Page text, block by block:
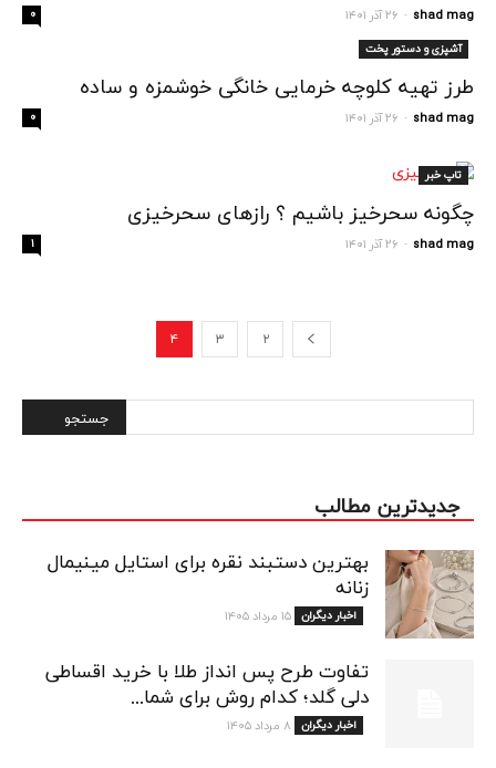
shad mag
- ۲۶ آذر ۱۴۰۱
۰
آشپزی و دستور پخت
طرز تهیه کلوچه خرمایی خانگی خوشمزه و ساده
shad mag
- ۲۶ آذر ۱۴۰۱ ۰
تاپ خبر
چگونه سحرخیز باشیم ؟ رازهای سحرخیزی
shad mag
- ۲۶ آذر ۱۴۰۱ ۱
۲ ۳ ۴
جدیدترین مطالب
بهترین دستبند نقره برای استایل مینیمال
زنانه
اخبار دیگران ۱۵ مرداد ۱۴۰۵
تفاوت طرح پس انداز طلا با خرید اقساطی
دلی گلد؛ کدام روش برای شما...
اخبار دیگران ۸ مرداد ۱۴۰۵